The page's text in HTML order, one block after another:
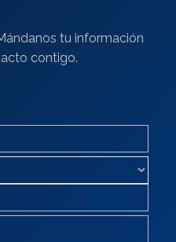
tu información
contigo.